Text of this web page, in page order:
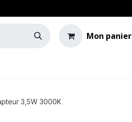
Mon panier
3,5W 3000K